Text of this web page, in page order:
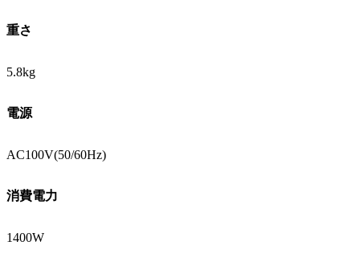
重さ
5.8kg
電源
AC100V(50/60Hz)
消費電力
1400W